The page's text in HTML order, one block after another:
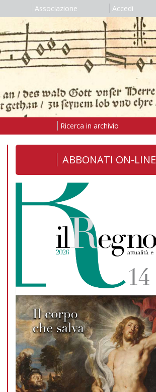
Associazione Accedi
Ricerca in archivio
ABBONATI ON-LINE